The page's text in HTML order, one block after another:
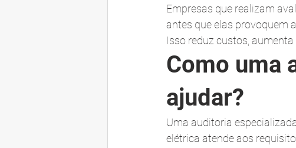
Empresas que realizam
antes que elas provoquem
Isso reduz custos,
Como uma
ajudar?
Uma auditoria
elétrica atende aos